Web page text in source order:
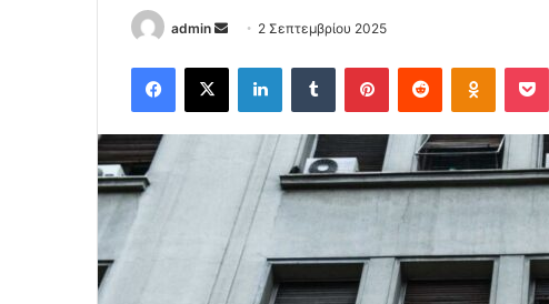
admin
Send
email
2 Σεπτεμβρίου 2025
Facebook
X LinkedInTumblr PinterestReddit